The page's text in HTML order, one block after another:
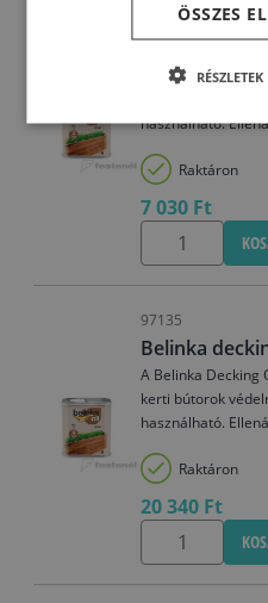
97134
Belinka
A Belinka
használható.
Raktáron
7 030 Ft
97135
Belinka
A Belinka Decking
kerti bútorok
használható.
Raktáron
20 340 Ft
ÖSSZES